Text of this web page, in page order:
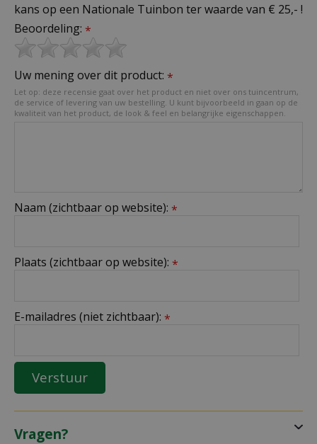
kans op een Nationale Tuinbon ter waarde van € 25,- !
Beoordeling: *
Uw mening over dit product: *
Let op: deze recensie gaat over het product en niet over ons tuincentrum,
de service of levering van uw bestelling. U kunt bijvoorbeeld in gaan op de
kwaliteit van het product, de look & feel en belangrijke eigenschappen.
Naam (zichtbaar op website): *
Plaats (zichtbaar op website): *
E-mailadres (niet zichtbaar): *
Vragen?